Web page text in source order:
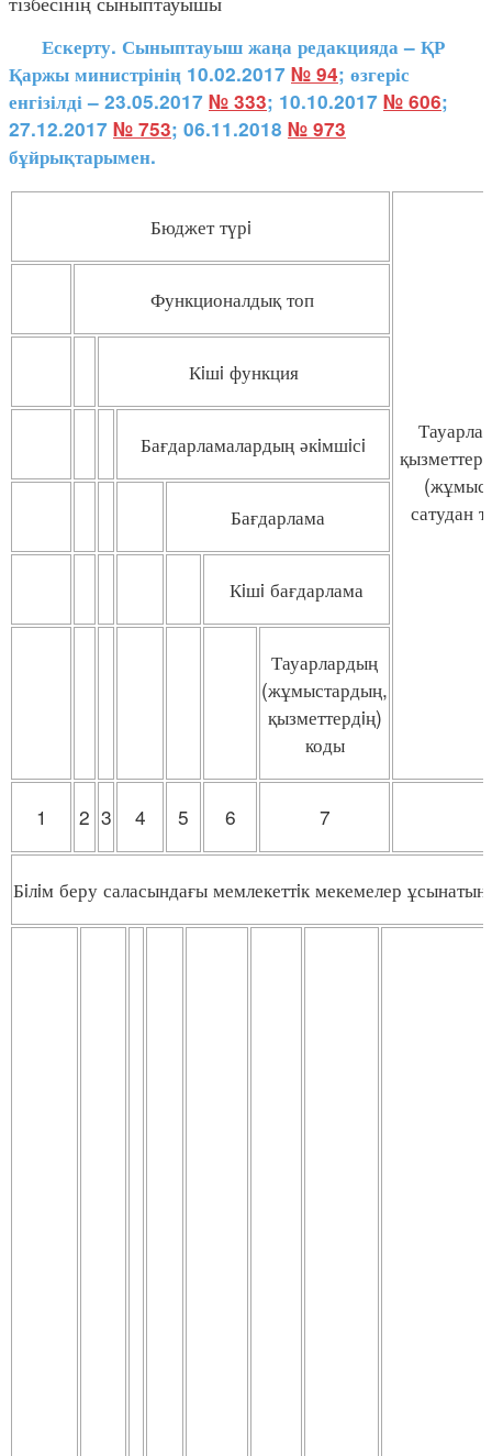
Ескерту. Сыныптауыш жаңа редакцияда – ҚР
Қаржы министрінің 10.02.2017 № 94; өзгеріс
енгізілді – 23.05.2017 № 333; 10.10.2017 № 606;
27.12.2017 № 753; 06.11.2018 № 973
бұйрықтарымен.
Бюджет түрi
сатудан
Функционалдық топ
Кiшi функция
Бағдарламалардың әкiмшiсi
Бағдарлама
Кiшi бағдарлама
Тауарлардың
(жұмыстардың,
қызметтердiң)
коды
1 2 3 4 5 6 7
Бiлiм беру саласындағы мемлекеттiк мекемелер ұсынатын